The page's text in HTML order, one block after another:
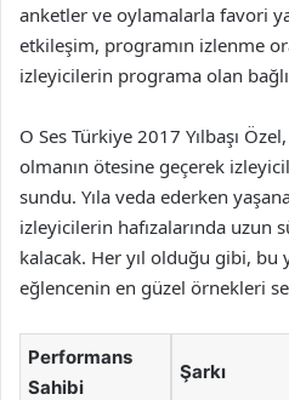
anketler ve oylamalarla favori
etkileşim, programın izlenme
izleyicilerin programa olan
O Ses Türkiye 2017 Yılbaşı
olmanın ötesine geçerek
sundu. Yıla veda ederken
izleyicilerin hafızalarında uzun
kalacak. Her yıl olduğu gibi, bu
eğlencenin en güzel örnekleri
Performans
Sahibi
Şarkı